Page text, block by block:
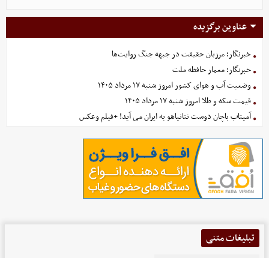
عناوین برگزیده
خبرنگار؛ مرزبان حقیقت در جبهه جنگ روایت‌ها
خبرنگار؛ معمار حافظه ملت
وضعیت آب و هوای کشور امروز شنبه ۱۷ مرداد ۱۴۰۵
قیمت سکه و طلا امروز شنبه ۱۷ مرداد ۱۴۰۵
آمیتاب باچان دوست نتانیاهو به ایران می آید! +فیلم وعکس
تبلیغات متنی